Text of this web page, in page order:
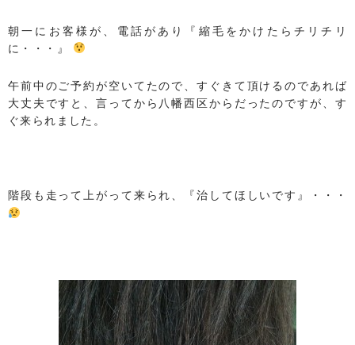
朝一にお客様が、電話があり『縮毛をかけたらチリチリ
に・・・』
午前中のご予約が空いてたので、すぐきて頂けるのであれば
大丈夫ですと、言ってから八幡西区からだったのですが、す
ぐ来られました。
階段も走って上がって来られ、『治してほしいです』・・・